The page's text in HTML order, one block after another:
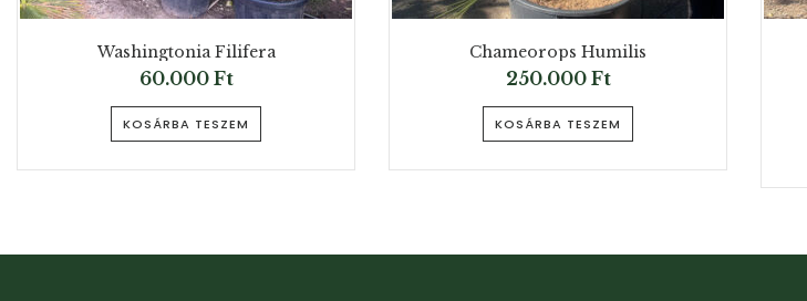
Washingtonia Filifera
60.000 Ft
KOSÁRBA TESZEM
Chameorops Humilis
250.000 Ft
KOSÁRBA TESZEM